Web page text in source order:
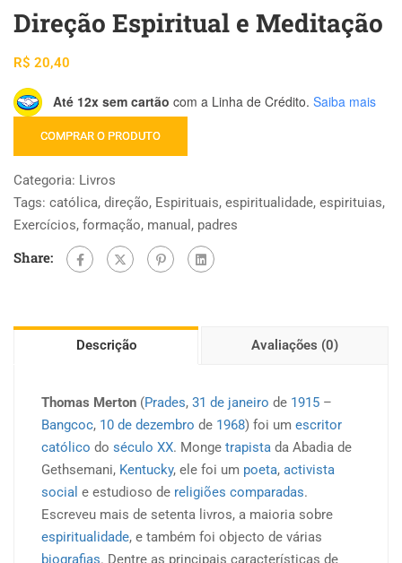
Direção Espiritual e Meditação
R$ 20,40
Até 12x sem cartão com a Linha de Crédito. Saiba mais
COMPRAR O PRODUTO
Categoria: Livros
Tags: católica, direção, Espirituais, espiritualidade, espirituias,
Exercícios, formação, manual , padres
Share:
Descrição Avaliações (0)
Thomas Merton (Prades, 31 de janeiro de 1915 –
Bangcoc, 10 de dezembro de 1968) foi um escritor
católico do século XX. Monge trapista da Abadia de
Gethsemani, Kentucky, ele foi um poeta, activista
social e estudioso de religiões comparadas.
Escreveu mais de setenta livros, a maioria sobre
espiritualidade, e também foi objecto de várias
biografias. Dentre as principais características de